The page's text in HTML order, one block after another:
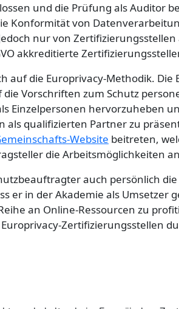
und die Prüfung als Auditor
Konformität von
nur von
akkreditierte
auf die Europrivacy-Methodik.
Vorschriften zum Schutz
Einzelpersonen hervorzuheben
qualifizierten Partner zu
Website beitreten,
die Arbeitsmöglichkeiten
auch persönlich
er in der Akademie als Umsetzer
an Online-Ressourcen zu
Zertifizierungsstellen